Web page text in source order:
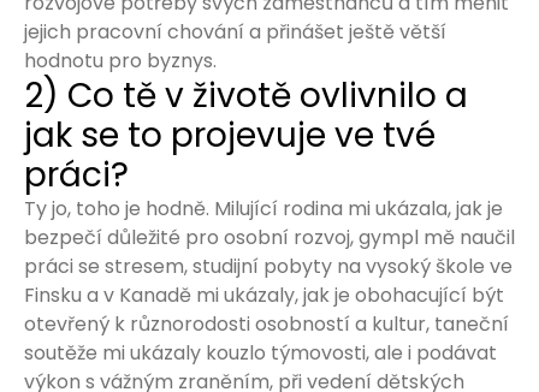
jejich pracovní chování a přinášet ještě větší
hodnotu pro byznys.
2) Co tě v životě ovlivnilo a
jak se to projevuje ve tvé
práci?
Ty jo, toho je hodně. Milující rodina mi ukázala, jak je
bezpečí důležité pro osobní rozvoj, gympl mě naučil
práci se stresem, studijní pobyty na vysoký škole ve
Finsku a v Kanadě mi ukázaly, jak je obohacující být
otevřený k různorodosti osobností a kultur, taneční
soutěže mi ukázaly kouzlo týmovosti, ale i podávat
výkon s vážným zraněním, při vedení dětských